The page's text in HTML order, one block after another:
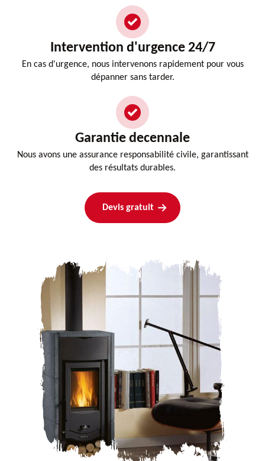
Intervention d'urgence 24/7
En cas d'urgence, nous intervenons rapidement pour vous
dépanner sans tarder.
Garantie decennale
Nous avons une assurance responsabilité civile, garantissant
des résultats durables.
Devis gratuit